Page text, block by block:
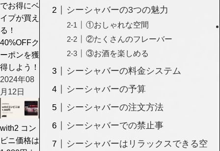
でお得にベ
イプが買え
る！
40%OFFク
ーポンを獲
得しよう！
2024年08
月12日
with2 コン
ビニ価格は
シーシャバーの3つの魅力
①おしゃれな空間
②たくさんのフレーバー
③お酒を楽しめる
シーシャバーの料金システム
シーシャバーの予算
シーシャバーの注文方法
シーシャバーでの禁止事
シーシャバーはリラックスできる空